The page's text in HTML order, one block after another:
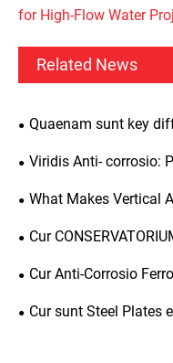
for High-Flow Water
Related News
Quaenam sunt key
Corrosion Ferri Pipes?
Viridis Anti- corrosio:
Coated nova
What Makes Vertical
for High-Flow Water
Cur
Most emptores Expect?
Cur Anti-Corrosio
Long-Term Pipeline
Cur sunt Steel Plates